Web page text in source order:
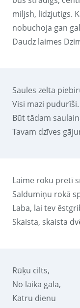
miljsh, lidzjutigs.
nobuchoja gan
Daudz laimes
Saules zelta
Visi mazi pudurīši.
Būt tādam
Tavam dzīves
Laime roku pretī
Saldumiņu rokā
Laba, lai tev
Skaista, skaista
Rūķu cilts,
No laika gala,
Katru dienu